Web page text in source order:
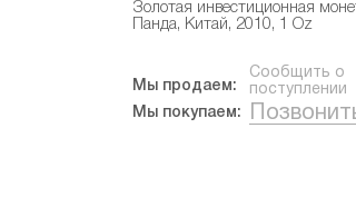
Золотая инвестиционная
Панда, Китай, 2010, 1 Oz
Мы продаем:
Сообщить о
поступлении
Мы покупаем: